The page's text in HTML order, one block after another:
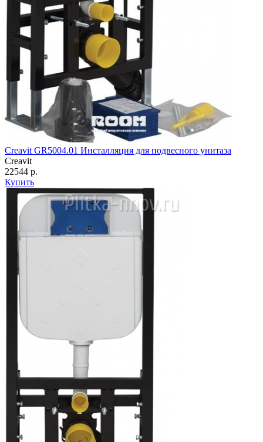
Creavit GR5004.01 Инсталляция для подвесного унитаза
Creavit
22544 р.
Купить